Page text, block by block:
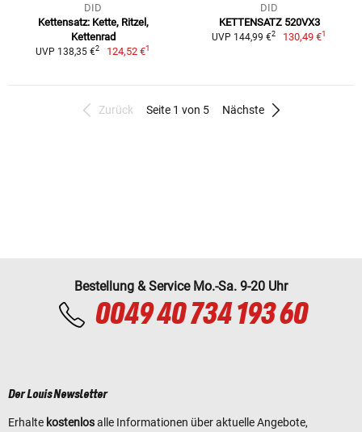
DID
Kettensatz: Kette, Ritzel,
Kettenrad
UVP 138,35 €2 124,52 €1
DID
KETTENSATZ 520VX3
UVP 144,99 €2 130,49 €1
Zurück Seite 1 von 5 Nächste
Bestellung & Service Mo.-Sa. 9-20 Uhr
0049 40 734 193 60
Der Louis Newsletter
Erhalte kostenlosalle Informationen über aktuelle Angebote,